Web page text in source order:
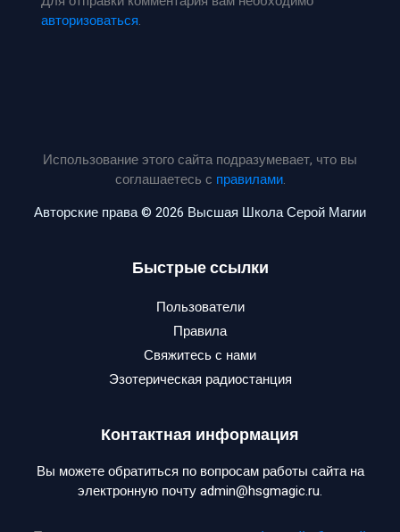
авторизоваться.
Использование этого сайта подразумевает, что вы
соглашаетесь с правилами.
Авторские права © 2026 Высшая Школа Серой Магии
Быстрые ссылки
Пользователи
Правила
Свяжитесь с нами
Эзотерическая радиостанция
Контактная информация
Вы можете обратиться по вопросам работы сайта на
электронную почту admin@hsgmagic.ru.